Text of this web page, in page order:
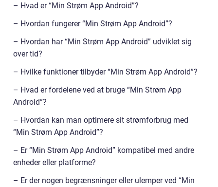
– Hvad er “Min Strøm App Android”?
– Hvordan fungerer “Min Strøm App Android”?
– Hvordan har “Min Strøm App Android” udviklet sig
over tid?
– Hvilke funktioner tilbyder “Min Strøm App Android”?
– Hvad er fordelene ved at bruge “Min Strøm App
Android”?
– Hvordan kan man optimere sit strømforbrug med
“Min Strøm App Android”?
– Er “Min Strøm App Android” kompatibel med andre
enheder eller platforme?
– Er der nogen begrænsninger eller ulemper ved “Min